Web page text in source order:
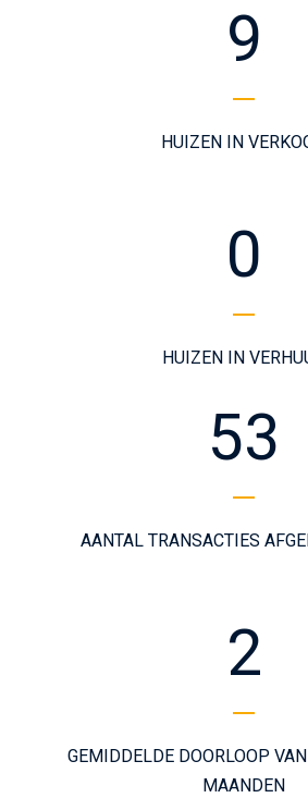
9
HUIZEN IN
0
HUIZEN IN
53
AANTAL TRANSACTIES
2
GEMIDDELDE DOORLOOP
MAANDEN